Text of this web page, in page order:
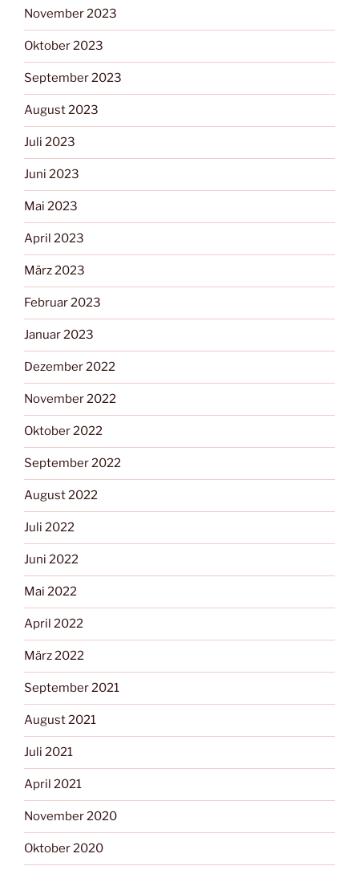
November 2023
Oktober 2023
September 2023
August 2023
Juli 2023
Juni 2023
Mai 2023
April 2023
März 2023
Februar 2023
Januar 2023
Dezember 2022
November 2022
Oktober 2022
September 2022
August 2022
Juli 2022
Juni 2022
Mai 2022
April 2022
März 2022
September 2021
August 2021
Juli 2021
April 2021
November 2020
Oktober 2020